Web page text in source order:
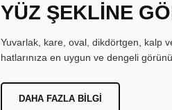
YÜZ ŞEKLİNE
Yuvarlak, kare, oval, dikdörtgen, kalp
hatlarınıza en uygun ve dengeli
DAHA FAZLA BILGI